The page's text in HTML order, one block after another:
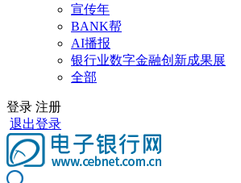
宣传年
BANK帮
AI播报
银行业数字金融创新成果展
全部
登录 注册
退出登录